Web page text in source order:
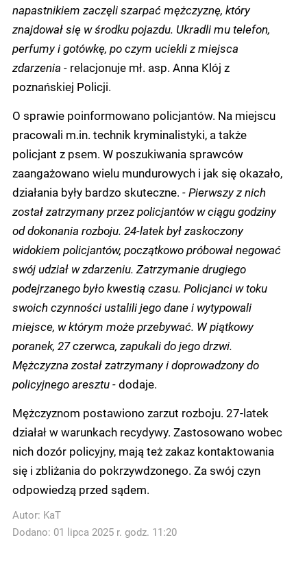
napastnikiem zaczęli szarpać mężczyznę, który
znajdował się w środku pojazdu. Ukradli mu telefon,
perfumy i gotówkę, po czym uciekli z miejsca
zdarzenia - relacjonuje mł. asp. Anna Klój z
poznańskiej Policji.
O sprawie poinformowano policjantów. Na miejscu
pracowali m.in. technik kryminalistyki, a także
policjant z psem. W poszukiwania sprawców
zaangażowano wielu mundurowych i jak się okazało,
działania były bardzo skuteczne. - Pierwszy z nich
został zatrzymany przez policjantów w ciągu godziny
od dokonania rozboju. 24-latek był zaskoczony
widokiem policjantów, początkowo próbował negować
swój udział w zdarzeniu. Zatrzymanie drugiego
podejrzanego było kwestią czasu. Policjanci w toku
swoich czynności ustalili jego dane i wytypowali
miejsce, w którym może przebywać. W piątkowy
poranek, 27 czerwca, zapukali do jego drzwi.
Mężczyzna został zatrzymany i doprowadzony do
policyjnego aresztu -dodaje.
Mężczyznom postawiono zarzut rozboju. 27-latek
działał w warunkach recydywy. Zastosowano wobec
nich dozór policyjny, mają też zakaz kontaktowania
się i zbliżania do pokrzywdzonego. Za swój czyn
odpowiedzą przed sądem.
Autor: KaT
Dodano: 01 lipca 2025 r. godz. 11:20